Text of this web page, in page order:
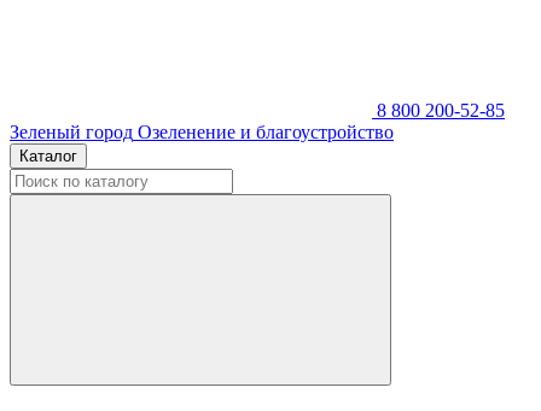
8 800 200-52-85
Зеленый город Озеленение и благоустройство
Каталог